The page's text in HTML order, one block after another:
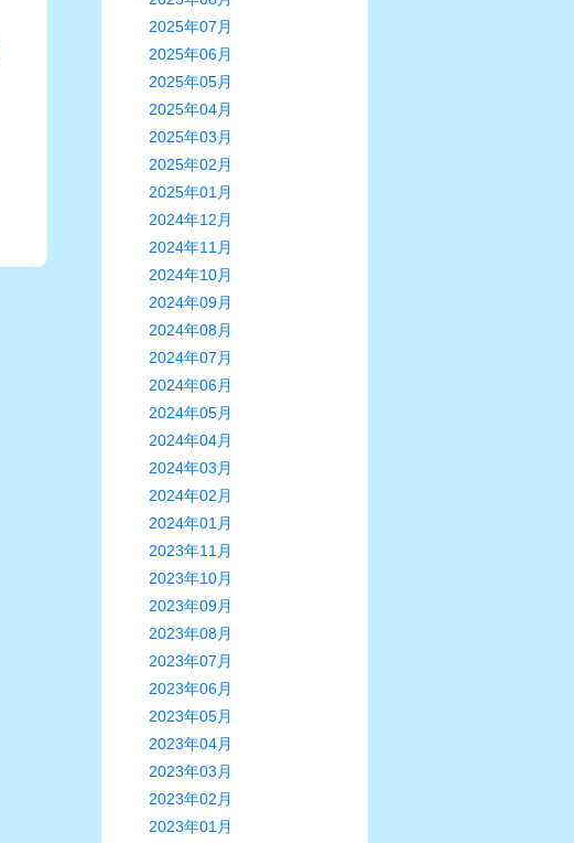
2025年07月
2025年06月
2025年05月
2025年04月
2025年03月
2025年02月
2025年01月
2024年12月
2024年11月
2024年10月
2024年09月
2024年08月
2024年07月
2024年06月
2024年05月
2024年04月
2024年03月
2024年02月
2024年01月
2023年11月
2023年10月
2023年09月
2023年08月
2023年07月
2023年06月
2023年05月
2023年04月
2023年03月
2023年02月
2023年01月